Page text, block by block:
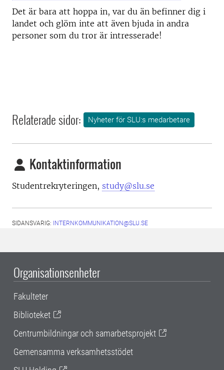
Det är bara att hoppa in, var du än befinner dig i
landet och glöm inte att även bjuda in andra
personer som du tror är intresserade!
Relaterade sidor: Nyheter för SLU:s medarbetare
Kontaktinformation
Studentrekryteringen, study@slu.se
SIDANSVARIG: INTERNKOMMUNIKATION@SLU.SE
Organisationsenheter
Fakulteter
Biblioteket
Centrumbildningar och samarbetsprojekt
Gemensamma verksamhetsstödet